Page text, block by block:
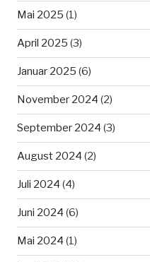
Mai 2025 (1)
April 2025 (3)
Januar 2025 (6)
November 2024 (2)
September 2024 (3)
August 2024 (2)
Juli 2024 (4)
Juni 2024 (6)
Mai 2024 (1)